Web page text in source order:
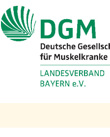
Inhalt
springen